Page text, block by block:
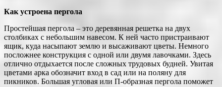
Как устроена пергола
Простейшая пергола – это деревянная решетка на двух
столбиках с небольшим навесом. К ней часто пристраивают
ящик, куда насыпают землю и высаживают цветы. Немного
посложнее конструкция с одной или двумя лавочками. Здесь
отлично отдыхается после сложных трудовых будней. Увитая
цветами арка обозначит вход в сад или на поляну для
пикников. Большая угловая или П-образная пергола поможет